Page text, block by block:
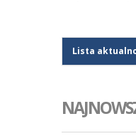
Lista